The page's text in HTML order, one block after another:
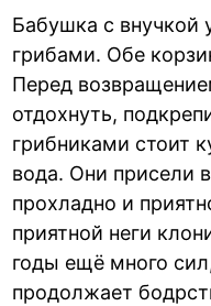
Бабушка с внучкой
грибами. Обе
Перед
отдохнуть,
грибниками стоит
вода. Они присели
прохладно и
приятной неги
годы ещё много
продолжает